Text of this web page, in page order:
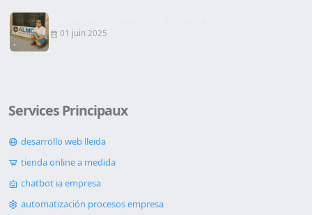
01 juin 2025
Services Principaux
desarrollo web lleida
tienda online a medida
chatbot ia empresa
automatización procesos empresa